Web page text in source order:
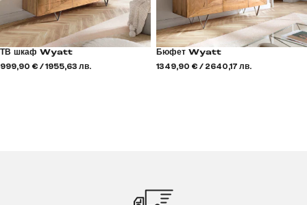
ТВ шкаф Wyatt
999,90 € / 1955,63 лв.
Бюфет Wyatt
1349,90 € / 2640,17 лв.